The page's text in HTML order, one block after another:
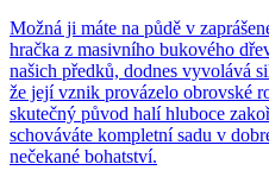
Možná ji máte na půdě v
hračka z masivního bukového
našich předků, dodnes vyvolává
že její vznik provázelo obrovské
skutečný původ halí hluboce
schováváte kompletní sadu v
nečekané bohatství.